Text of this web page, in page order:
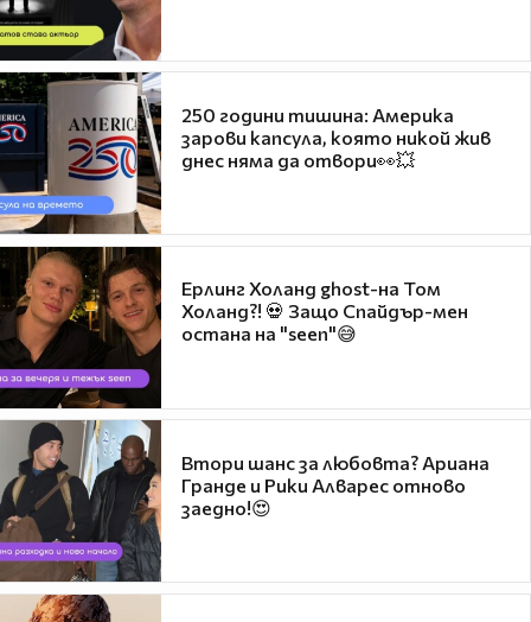
250 години тишина: Америка
зарови капсула, която никой жив
днес няма да отвори👀💥
Ерлинг Холанд ghost-на Том
Холанд?! 💀 Защо Спайдър-мен
остана на "seen"😅
Втори шанс за любовта? Ариана
Гранде и Рики Алварес отново
заедно!😍